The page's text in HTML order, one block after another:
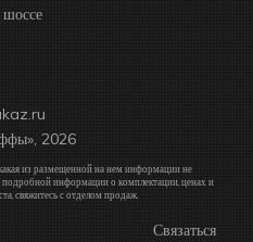
2026
из размещенной на нем информации не
информации о комплектации, ценах и
свяжитесь с отделом продаж.
Связаться